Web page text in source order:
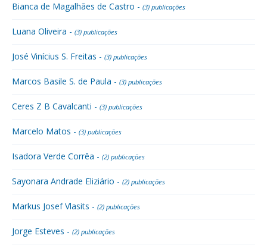
Bianca de Magalhães de Castro - (3) publicações
Luana Oliveira - (3) publicações
José Vinícius S. Freitas - (3) publicações
Marcos Basile S. de Paula - (3) publicações
Ceres Z B Cavalcanti - (3) publicações
Marcelo Matos - (3) publicações
Isadora Verde Corrêa - (2) publicações
Sayonara Andrade Eliziário - (2) publicações
Markus Josef Vlasits - (2) publicações
Jorge Esteves - (2) publicações